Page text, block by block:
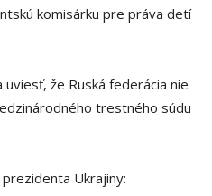
komisárku pre práva detí
že Ruská federácia nie
trestného súdu
Ukrajiny: